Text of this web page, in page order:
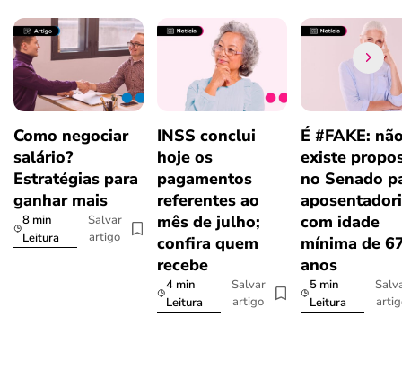
Como negociar
salário?
Estratégias para
ganhar mais
8 min
Leitura
Salvar
artigo
INSS conclui
hoje os
pagamentos
referentes ao
mês de julho;
confira quem
recebe
4 min
Leitura
Salvar
artigo
É #FAKE:
existe
no Senado
com idade
mínima de
anos
5 min
Leitura